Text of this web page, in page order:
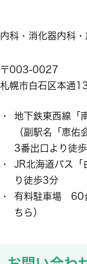
内科・消化器内科
〒003-0027
札幌市白石区本通
地下鉄東西線「
（副駅名「恵佑
3番出口より徒
JR北海道バス「
り徒歩3分
有料駐車場 60
ちら ）